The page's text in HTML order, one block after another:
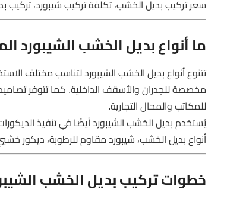
سعر تركيب بديل الخشب، تكلفة تركيب شيبورد،
ما أنواع بديل الخشب الشيبورد
تتنوع أنواع بديل الخشب الشيبورد لتناسب مختلف
مخصصة للجدران والأسقف الداخلية. كما تتوفر
للمكاتب والمحال التجارية.
يُستخدم بديل الخشب الشيبورد أيضًا في تنفيذ
أنواع بديل الخشب، شيبورد مقاوم للرطوبة،
خطوات تركيب بديل الخشب